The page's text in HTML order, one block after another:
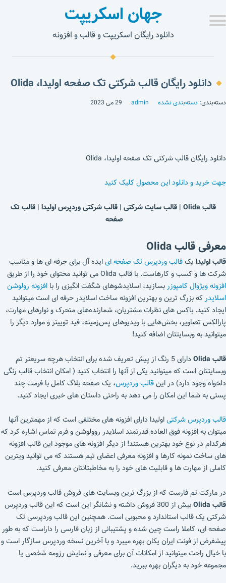
جهان اسکریپت
دانلود رایگان اسکریپت و قالب و افزونه
دانلود رایگان قالب شرکتی تک صفحه اولیدا، Olida
دسته‌بندی: دسته‌بندی نشده admin 29 می 2023
دانلود رایگان قالب شرکتی تک صفحه اولیدا، Olida
جهت خرید و دانلود این محصول کلیک کنید
قالب Olida | قالب سایت شرکتی | قالب شرکتی وردپرس اولیدا | قالب تک
صفحه
معرفی قالب Olida
قالب اولیدا یکقالب وردپرس تک صفحه ایایده آل برای حرفه ای ها و مناسب
شرکت ها و کسب و کارهاست. با قالب Olida می توانید محتوای خود را از طریق
افزونه ویژوال کامپوزربسازید، اسلایدشوهای شگفت انگیزی را با افزونه رولوشن
اسلایدرکه بزرگ ترین و بهترین افزونه ساخت اسلایدر حرفه ای است میتوانید
ایجاد کنید. باکس های نظرات مشتریان، شمارنده‌های متحرک و نوارهای مهارت،
پارالکس تصاویر، بخش‌هایی با ویدیوهای پس‌زمینه، فید توییتر و موارد دیگر را
میتوانید به وبسایتتان اضافه کنید!
قالب Olida
دارای 5 رنگ از پیش تعریف شده برای انتخاب هرچه سریعتر تم
وبسایتتان است که میتوانید یکی از آنها را انتخاب کنید ( امکان انتخاب قالب رنگی
دلخواه وجود دارد) در اینقالب وردپرس، یک صفحه بلاگ کامل با فرمت چند
پستی به شما این امکان را می دهد به راحتی داستان های خبری ایجاد کنید.
قالب وردپرس شرکتیاولیدا دارای افزونه های مختلفی است که از مهمترین آنها
میتوان به افزونه فوق العاده قدرتمند اسلایدر روولوشن و فرم تماس اشاره کرد که
هرکدام در نوع خود بهترین هستند! از دیگر افزونه های موجود این قالب افزونه
های ساخت نمونه کارها و افزونه معرفی اعضای تیم هستند که می توانید ویترین
کاملی از مهارت ها و قابلیت های خود را به مخاطبتانتان معرفی کنید.
در مارکت تم فارست که از بزرگ ترین وبسایت های فروش قالب وردپرس است
قالب Olida
بیش از 300 فروش داشته و نشانگر این است که این قالب وردپرس
شرکتی یک قالب استاندارد و محبوبی است. همچنین این قالب وردپرسی تک
صفحه ای، کاملا راست چین شده و پشتیبانی از زبان فارسی را داراست که به طور
پیشفرض از فونت ایران یکان بهره میبرد و با آخرین نسخه وردپرس سازگار است و
با خیال راحت میتوانید از امکانات آن برای معرفی و نمایش رزومه شخصی یا
مجموعه خود به دیگران بهره ببرید.